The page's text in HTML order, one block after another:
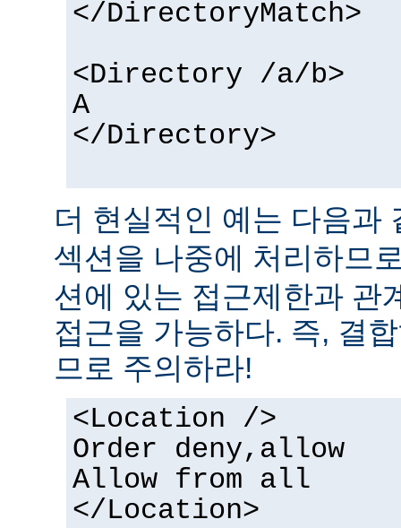
</DirectoryMatch>
<Directory /a/b>
A
</Directory>
더 현실적인 예는 다음과
섹션을 나중에 처리하므
션에 있는 접근제한과 관
접근을 가능하다. 즉, 결
므로 주의하라!
<Location />
Order deny,allow
Allow from all
</Location>